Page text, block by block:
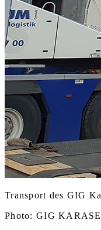
Transport des GIG
Photo: GIG